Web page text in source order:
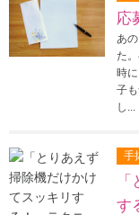
応
あ
た
時
子
し...
手
す